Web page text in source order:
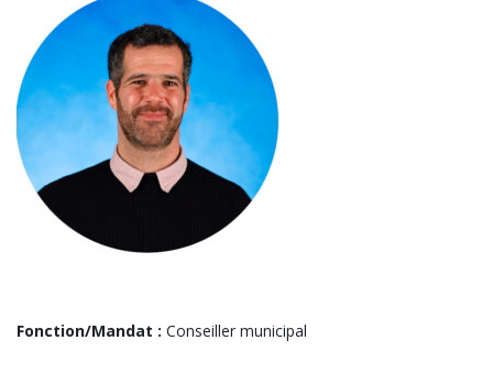
Fonction/Mandat : Conseiller municipal